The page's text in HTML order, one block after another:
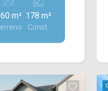
jantar
armários e
e
m² 178 m²
Const.